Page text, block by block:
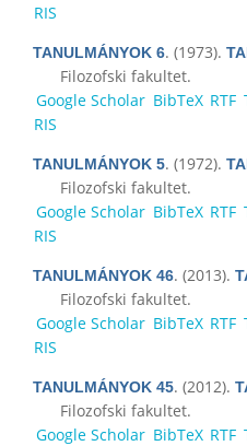
RIS
TANULMÁNYOK 6. (1973).
Filozofski fakultet.
Google Scholar BibTeX RTF
RIS
TANULMÁNYOK 5. (1972).
Filozofski fakultet.
Google Scholar BibTeX RTF
RIS
TANULMÁNYOK 46. (2013).
Filozofski fakultet.
Google Scholar BibTeX RTF
RIS
TANULMÁNYOK 45. (2012).
Filozofski fakultet.
Google Scholar BibTeX RTF